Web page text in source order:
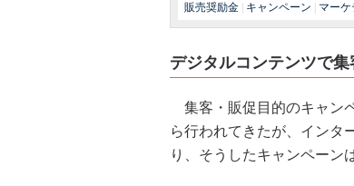
販売奨励金 キャンペーン マー
デジタルコンテンツで
集客・販促目的のキャン
ら行われてきたが、インタ
り、そうしたキャンペーン